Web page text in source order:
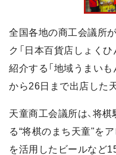
全国各地の商工会議所
ク「日本百貨店しょく
紹介する「地域うまいも
から26日まで出店した
天童商工会議所は、将
る“将棋のまち天童"を
を活用したビールなど